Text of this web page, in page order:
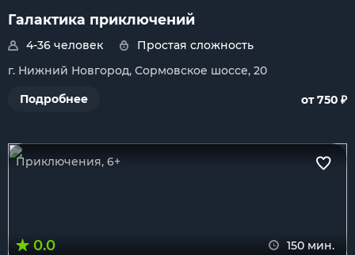
Галактика приключений
4-36 человек
Простая сложность
г. Нижний Новгород, Сормовское шоссе, 20
Подробнее
от 750 ₽
Приключения, 6+
0.0 150 мин.